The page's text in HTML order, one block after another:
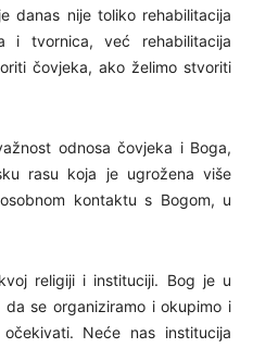
danas nije toliko rehabilitacija
i tvornica, već rehabilitacija
čovjeka, ako želimo stvoriti
odnosa čovjeka i Boga,
rasu koja je ugrožena više
kontaktu s Bogom, u
religiji i instituciji. Bog je u
se organiziramo i okupimo i
Neće nas institucija